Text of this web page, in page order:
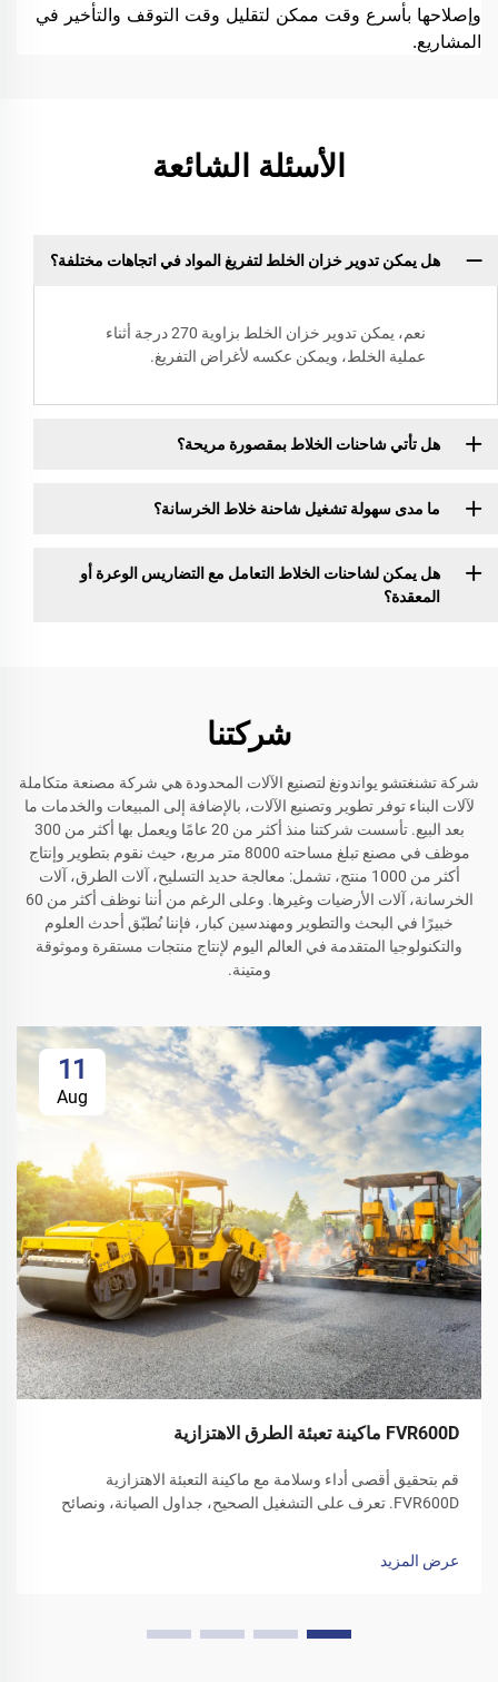
وإصلاحها بأسرع وقت ممكن لتقليل وقت التوقف والتأخير في
المشاريع.
الأسئلة الشائعة
هل يمكن تدوير خزان الخلط لتفريغ المواد في اتجاهات مختلفة؟
نعم، يمكن تدوير خزان الخلط بزاوية 270 درجة أثناء
عملية الخلط، ويمكن عكسه لأغراض التفريغ.
هل تأتي شاحنات الخلاط بمقصورة مريحة؟
ما مدى سهولة تشغيل شاحنة خلاط الخرسانة؟
هل يمكن لشاحنات الخلاط التعامل مع التضاريس الوعرة أو
المعقدة؟
شركتنا
شركة تشنغتشو يواندونغ لتصنيع الآلات المحدودة هي شركة مصنعة متكاملة
لآلات البناء توفر تطوير وتصنيع الآلات، بالإضافة إلى المبيعات والخدمات ما
بعد البيع. تأسست شركتنا منذ أكثر من 20 عامًا ويعمل بها أكثر من 300
موظف في مصنع تبلغ مساحته 8000 متر مربع، حيث نقوم بتطوير وإنتاج
أكثر من 1000 منتج، تشمل: معالجة حديد التسليح، آلات الطرق، آلات
الخرسانة، آلات الأرضيات وغيرها. وعلى الرغم من أننا نوظف أكثر من 60
خبيرًا في البحث والتطوير ومهندسين كبار، فإننا نُطبّق أحدث العلوم
والتكنولوجيا المتقدمة في العالم اليوم لإنتاج منتجات مستقرة وموثوقة
ومتينة.
11
Aug
FVR600D ماكينة تعبئة الطرق الاهتزازية
قم بتحقيق أقصى أداء وسلامة مع ماكينة التعبئة الاهتزازية
FVR600D. تعرف على التشغيل الصحيح، جداول الصيانة، ونصائح
عرض المزيد